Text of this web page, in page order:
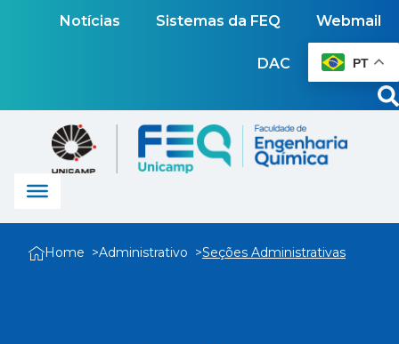
Notícias Sistemas da FEQ Webmail
DAC PT
Home Administrativo Seções Administrativas